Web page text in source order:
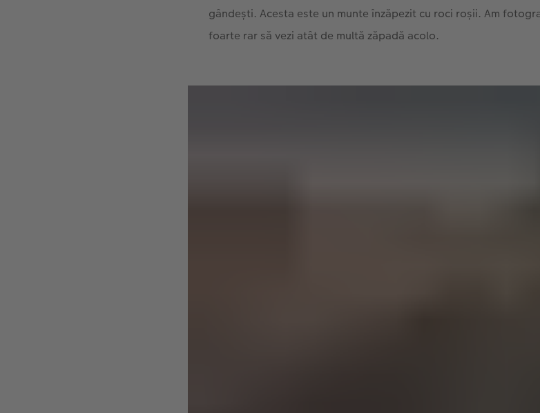
- Este un lucru bun atunci când vezi o imagine și nu poți decide
gândești. Acesta este un munte înzăpezit cu roci roșii. Am